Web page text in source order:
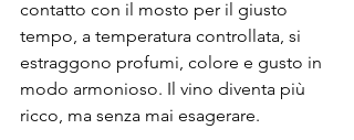
contatto con il mosto per il giusto
tempo, a temperatura controllata, si
estraggono profumi, colore e gusto in
modo armonioso. Il vino diventa più
ricco, ma senza mai esagerare.